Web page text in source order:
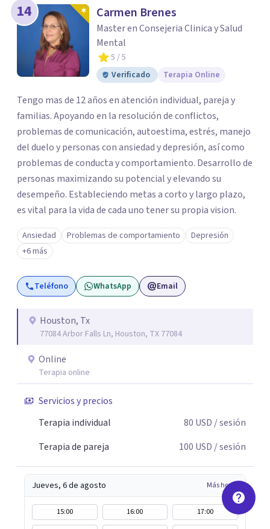
14 Carmen Brenes
Master en Consejeria Clinica y Salud
Mental
5 / 5
Verificado
Terapia Online
Tengo mas de 12 años en atención individual, pareja y
familias. Apoyando en la resolución de conflictos,
problemas de comunicación, autoestima, estrés, manejo
del duelo y personas con ansiedad y depresión, así como
problemas de conducta y comportamiento. Desarrollo de
personas maximizando su potencial y elevando su
desempeño. Estableciendo metas a corto y largo plazo,
es vital para la vida de cada uno tener su propia vision.
Ansiedad Problemas de comportamiento
Depresión
+6 más
Teléfono WhatsApp Email
Houston, Tx
77084 Arbor Falls Ln, Houston, TX 77084
Online
Terapia online
Servicios y precios
Terapia individual
80 USD / sesión
Terapia de pareja
100 USD / sesión
Jueves, 6 de agosto Más horas
15:00 16:00
17:00